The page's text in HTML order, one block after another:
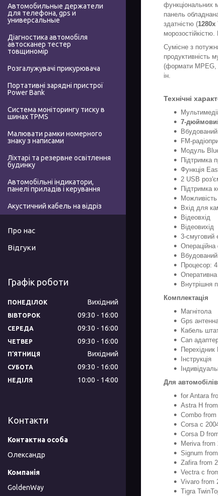
функціональних
панель
здатністю (1280x
Сумісне з
продуктивність
(формати MPEG,
ін.
Технічні
7-
FM-
Модуль
Підтримка
Функція
2 USB
Підтримка
Можливість
Вхід для
Відеовхід
Відеовихід
3-смуговий
Операційна
Процесор:
Внутрішня
Комплектація
Магнітола
Gps
Кабель
Can
Інструкція
Для
for Antara
Astra H
Combo from
Corsa c
Corsa D
Meriva from
Signum
Zafira from
Vectra c
Vivaro from
Tigra
Автомобильные держатели
для телефона, gps и
универсальные
Діагностика автомобіля
автосканер тестер
товщиномір
Розгалужувачі прикурювача
Портативні зарядні пристрої
Power Bank
Система моніторингу тиску в
шинах TPMS
Малювати рамки номерного
знаку з написами
Ліхтарі та резервне освітлення
будинку
Автомобільні індикатори,
панелі приладів і керування
Акустичний кабель на відріз
Про нас
Відгуки
Графік роботи
ПОНЕДІЛОК Вихідний
ВІВТОРОК 09:30 16:00
СЕРЕДА 09:30 16:00
ЧЕТВЕР 09:30 16:00
ПʼЯТНИЦЯ Вихідний
СУБОТА 09:30 16:00
НЕДІЛЯ 10:00 14:00
Контакти
Олександр
GoldenWay